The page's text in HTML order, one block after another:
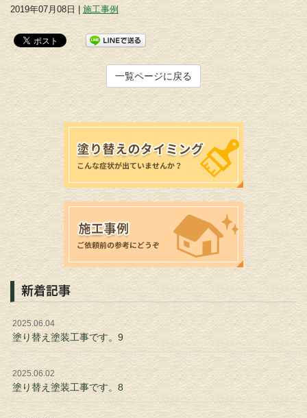
2019年07月08日 | 施工事例
一覧ページに戻る
新着記事
2025.06.04
塗り替え塗装工事です。9
2025.06.02
塗り替え塗装工事です。8